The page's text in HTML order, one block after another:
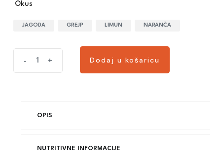
Okus
JAGODA GREJP LIMUN NARANČA
- + Dodaj u košaricu
OPIS
NUTRITIVNE INFORMACIJE